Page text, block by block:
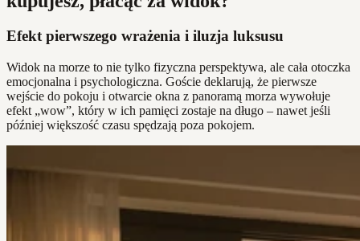
Efekt pierwszego wrażenia i iluzja luksusu
Widok na morze to nie tylko fizyczna perspektywa, ale cała otoczka
emocjonalna i psychologiczna. Goście deklarują, że pierwsze
wejście do pokoju i otwarcie okna z panoramą morza wywołuje
efekt „wow”, który w ich pamięci zostaje na długo – nawet jeśli
później większość czasu spędzają poza pokojem.